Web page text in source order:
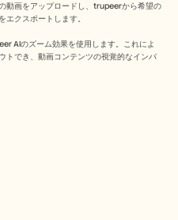
動画をアップロードし、trupeerから希望の
エクスポートします。
AIのズーム効果を使用します。これによ
トでき、動画コンテンツの視覚的なインパ